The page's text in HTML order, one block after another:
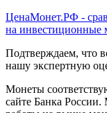
ЦенаМонет.РФ -
на инвестиционные
Подтверждаем, что
нашу экспертную
Монеты
сайте Банка